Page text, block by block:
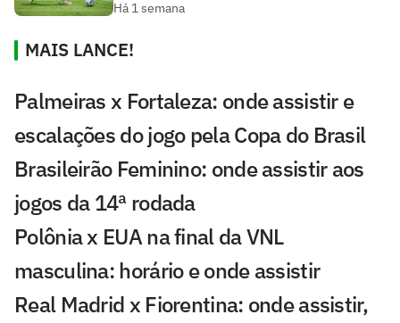
Há 1 semana
MAIS LANCE!
Palmeiras x Fortaleza: onde assistir e
escalações do jogo pela Copa do Brasil
Brasileirão Feminino: onde assistir aos
jogos da 14ª rodada
Polônia x EUA na final da VNL
masculina: horário e onde assistir
Real Madrid x Fiorentina: onde assistir,